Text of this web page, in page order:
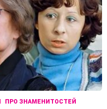
ПРО ЗНАМЕНИТОСТЕЙ